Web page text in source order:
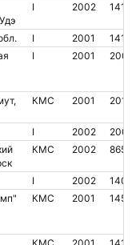
I 2002
I 2001
I 2001
КМС 2001
I 2002
КМС 2002
I 2002
КМС 2001